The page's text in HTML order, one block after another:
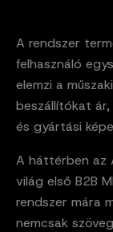
A rendszer
felhasználó
elemzi a
beszállítókat
és gyártási
A háttérben az
világ első B2B
rendszer mára
nemcsak